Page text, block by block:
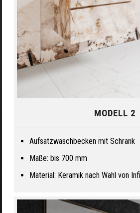
MODELL 2
Aufsatzwaschbecken mit Schrank
Maße: bis 700 mm
Material: Keramik nach Wahl von